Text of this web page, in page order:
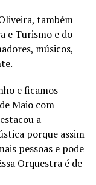
também
e Turismo e do
músicos,
e ficamos
Maio com
a
porque assim
pessoas e pode
Orquestra é de